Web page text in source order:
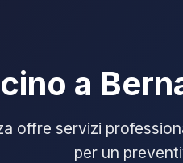
a
offre servizi
per un